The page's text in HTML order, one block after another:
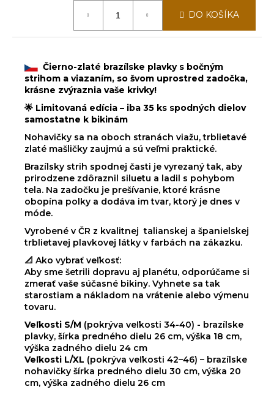
DO KOŠÍKA
Čierno-zlaté brazílske plavky s bočným
strihom a viazaním, so švom uprostred zadočka,
krásne zvýraznia vaše krivky!
🌟 Limitovaná edícia – iba 35 ks spodných dielov
samostatne k bikinám
Nohavičky sa na oboch stranách viažu, trblietavé
zlaté mašličky zaujmú a sú veľmi praktické.
Brazílsky strih spodnej časti je vyrezaný tak, aby
prirodzene zdôraznil siluetu a ladil s pohybom
tela. Na zadočku je prešívanie, ktoré krásne
obopína polky a dodáva im tvar, ktorý je dnes v
móde.
Vyrobené v ČR z kvalitnej talianskej a španielskej
trblietavej plavkovej látky v farbách na zákazku.
📐 Ako vybrať veľkosť:
Aby sme šetrili dopravu aj planétu, odporúčame si
zmerať vaše súčasné bikiny. Vyhnete sa tak
starostiam a nákladom na vrátenie alebo výmenu
tovaru.
Veľkosti S/M (pokrýva veľkosti 34-40) - brazílske
plavky, šírka predného dielu 26 cm, výška 18 cm,
výška zadného dielu 24 cm
Veľkosti L/XL (pokrýva veľkosti 42–46) – brazílske
nohavičky šírka predného dielu 30 cm, výška 20
cm, výška zadného dielu 26 cm